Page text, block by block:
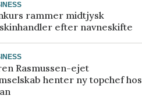
rammer midtjysk
efter navneskifte
Rasmussen-ejet
henter ny topchef hos